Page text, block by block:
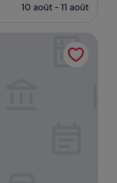
prix
de
142 €
10 août - 11 août